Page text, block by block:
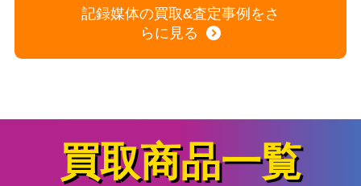
記録媒体の買取&査定事例をさ
らに見る
買取商品一覧